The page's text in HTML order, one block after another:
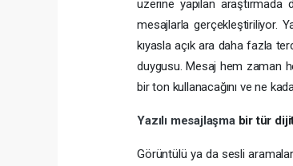
üzerine yapılan
mesajlarla gerçekleştiriliyor.
kıyasla açık ara daha fazla
duygusu. Mesaj hem zaman
bir ton kullanacağını ve ne
Yazılı mesajlaşma bir tür
Görüntülü ya da sesli